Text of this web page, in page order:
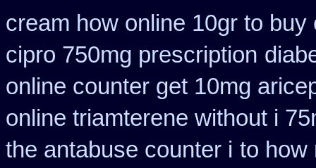
cream how online 10gr to buy
cipro 750mg prescription
online counter get 10mg
online triamterene without i
the antabuse counter i to how